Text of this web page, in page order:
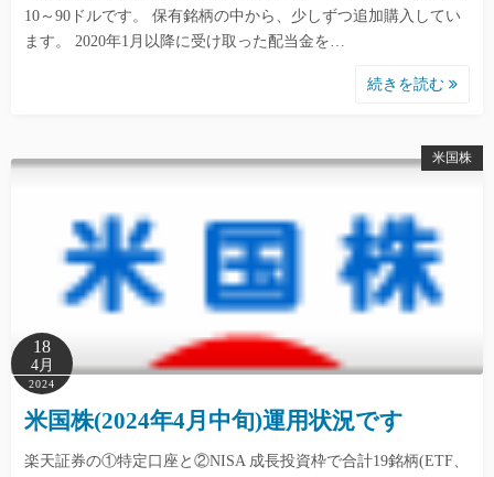
10～90ドルです。 保有銘柄の中から、少しずつ追加購入してい
ます。 2020年1月以降に受け取った配当金を…
続きを読む
米国株
18
4月
2024
米国株(2024年4月中旬)運用状況です
楽天証券の①特定口座と②NISA 成長投資枠で合計19銘柄(ETF、